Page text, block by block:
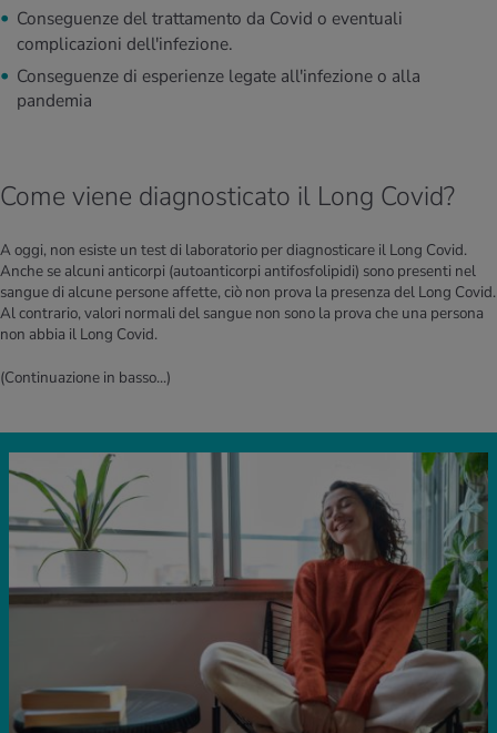
Conseguenze del trattamento da Covid o eventuali
complicazioni dell'infezione.
Conseguenze di esperienze legate all'infezione o alla
pandemia
Come viene diagnosticato il Long Covid?
A oggi, non esiste un test di laboratorio per diagnosticare il Long Covid.
Anche se alcuni anticorpi (autoanticorpi antifosfolipidi) sono presenti nel
sangue di alcune persone affette, ciò non prova la presenza del Long Covid.
Al contrario, valori normali del sangue non sono la prova che una persona
non abbia il Long Covid.
(Continuazione in basso...)